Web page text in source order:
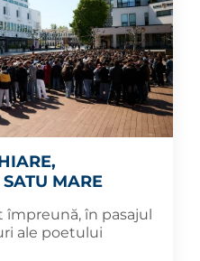
MARE
în pasajul
ale poetului